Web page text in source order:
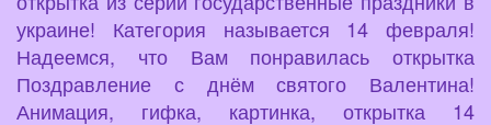
украине! Категория называется 14 февраля!
Надеемся, что Вам понравилась открытка
Поздравление с днём святого Валентина!
Анимация, гифка, картинка, открытка 14